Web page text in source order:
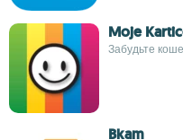
Moje
Забудьте
Bkam